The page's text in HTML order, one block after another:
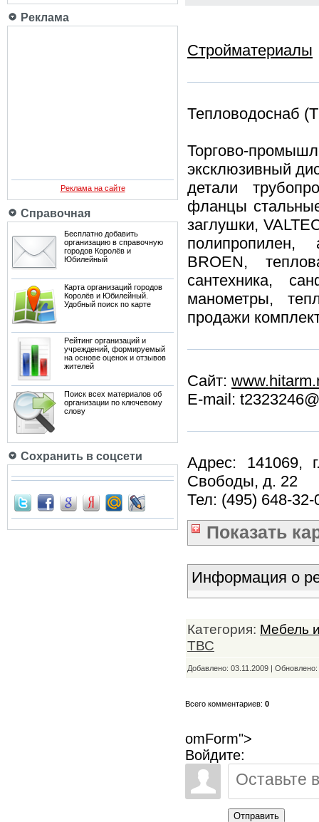
Реклама
Реклама на сайте
Справочная
Бесплатно добавить
организацию в справочную
городов Королёв и
Юбилейный
Карта организаций городов
Королёв и Юбилейный.
Удобный поиск по карте
Рейтинг организаций и
учреждений, формируемый
на основе оценок и отзывов
жителей
Поиск всех материалов об
организации по ключевому
слову
Сохранить в соцсети
Стройматериалы
Тепловодоснаб
Торгово-
эксклюзивный
детали
фланцы
заглушки,
BROEN,
сантехника,
манометры,
продажи
Сайт:
E-mail:
Адрес: 141069,
Свободы, д. 22
Тел: (495) 648-
Показать
Информация о
Категория: Мебель
ТВС
Добавлено: 03.11.2009 | Обновлено:
Всего комментариев: 0
omForm">
Войдите:
Отправить